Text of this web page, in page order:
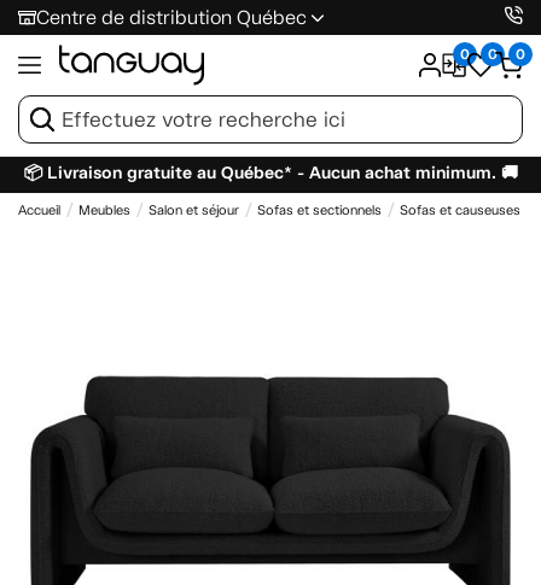
Centre de distribution Québec
0 0 0
📦 Livraison gratuite au Québec* - Aucun achat minimum. 🚚
Accueil Meubles Salon et séjour Sofas et sectionnels Sofas et causeuses